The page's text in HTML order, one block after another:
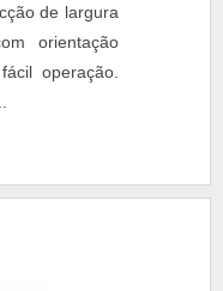
de largura
orientação
operação.